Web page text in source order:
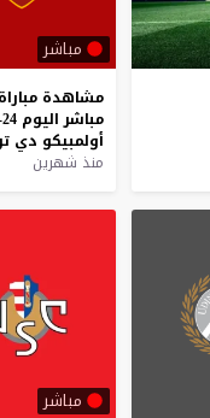
مباشر
مشاهدة مباراة
مباشر اليوم 24-5-2026
أولمبيكو دي
منذ شهرين
مباشر